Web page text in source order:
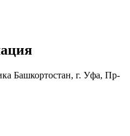
Башкортостан, г. Уфа, Пр-